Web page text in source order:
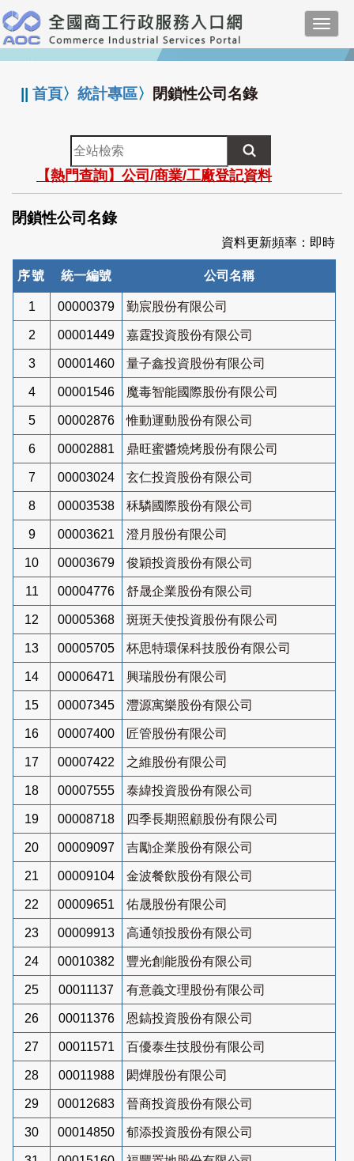
跳
到
主
要
:::
||首頁〉統計專區〉 閉鎖性公司名錄
全
站
檢
索
【熱門查詢】公司/商業/工廠登記資料
閉鎖性公司名錄
資料更新頻率：即時
序號 統一編號 公司名稱
1 00000379 勤宸股份有限公司
2 00001449 嘉霆投資股份有限公司
3 00001460 量子鑫投資股份有限公司
4 00001546 魔毒智能國際股份有限公司
5 00002876 惟動運動股份有限公司
6 00002881 鼎旺蜜醬燒烤股份有限公司
7 00003024 玄仁投資股份有限公司
8 00003538 秝驎國際股份有限公司
9 00003621 澄月股份有限公司
10 00003679 俊穎投資股份有限公司
11 00004776 舒晟企業股份有限公司
12 00005368 斑斑天使投資股份有限公司
13 00005705 杯思特環保科技股份有限公司
14 00006471 興瑞股份有限公司
15 00007345 灃源寓樂股份有限公司
16 00007400 匠管股份有限公司
17 00007422 之維股份有限公司
18 00007555 泰緯投資股份有限公司
19 00008718 四季長期照顧股份有限公司
20 00009097 吉勵企業股份有限公司
21 00009104 金波餐飲股份有限公司
22 00009651 佑晟股份有限公司
23 00009913 高通領投股份有限公司
24 00010382 豐光創能股份有限公司
25 00011137 有意義文理股份有限公司
26 00011376 恩鎬投資股份有限公司
27 00011571 百優泰生技股份有限公司
28 00011988 閎燁股份有限公司
29 00012683 晉商投資股份有限公司
30 00014850 郁添投資股份有限公司